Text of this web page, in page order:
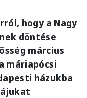
hogy a Nagy
döntése
március
máriapócsi
házukba